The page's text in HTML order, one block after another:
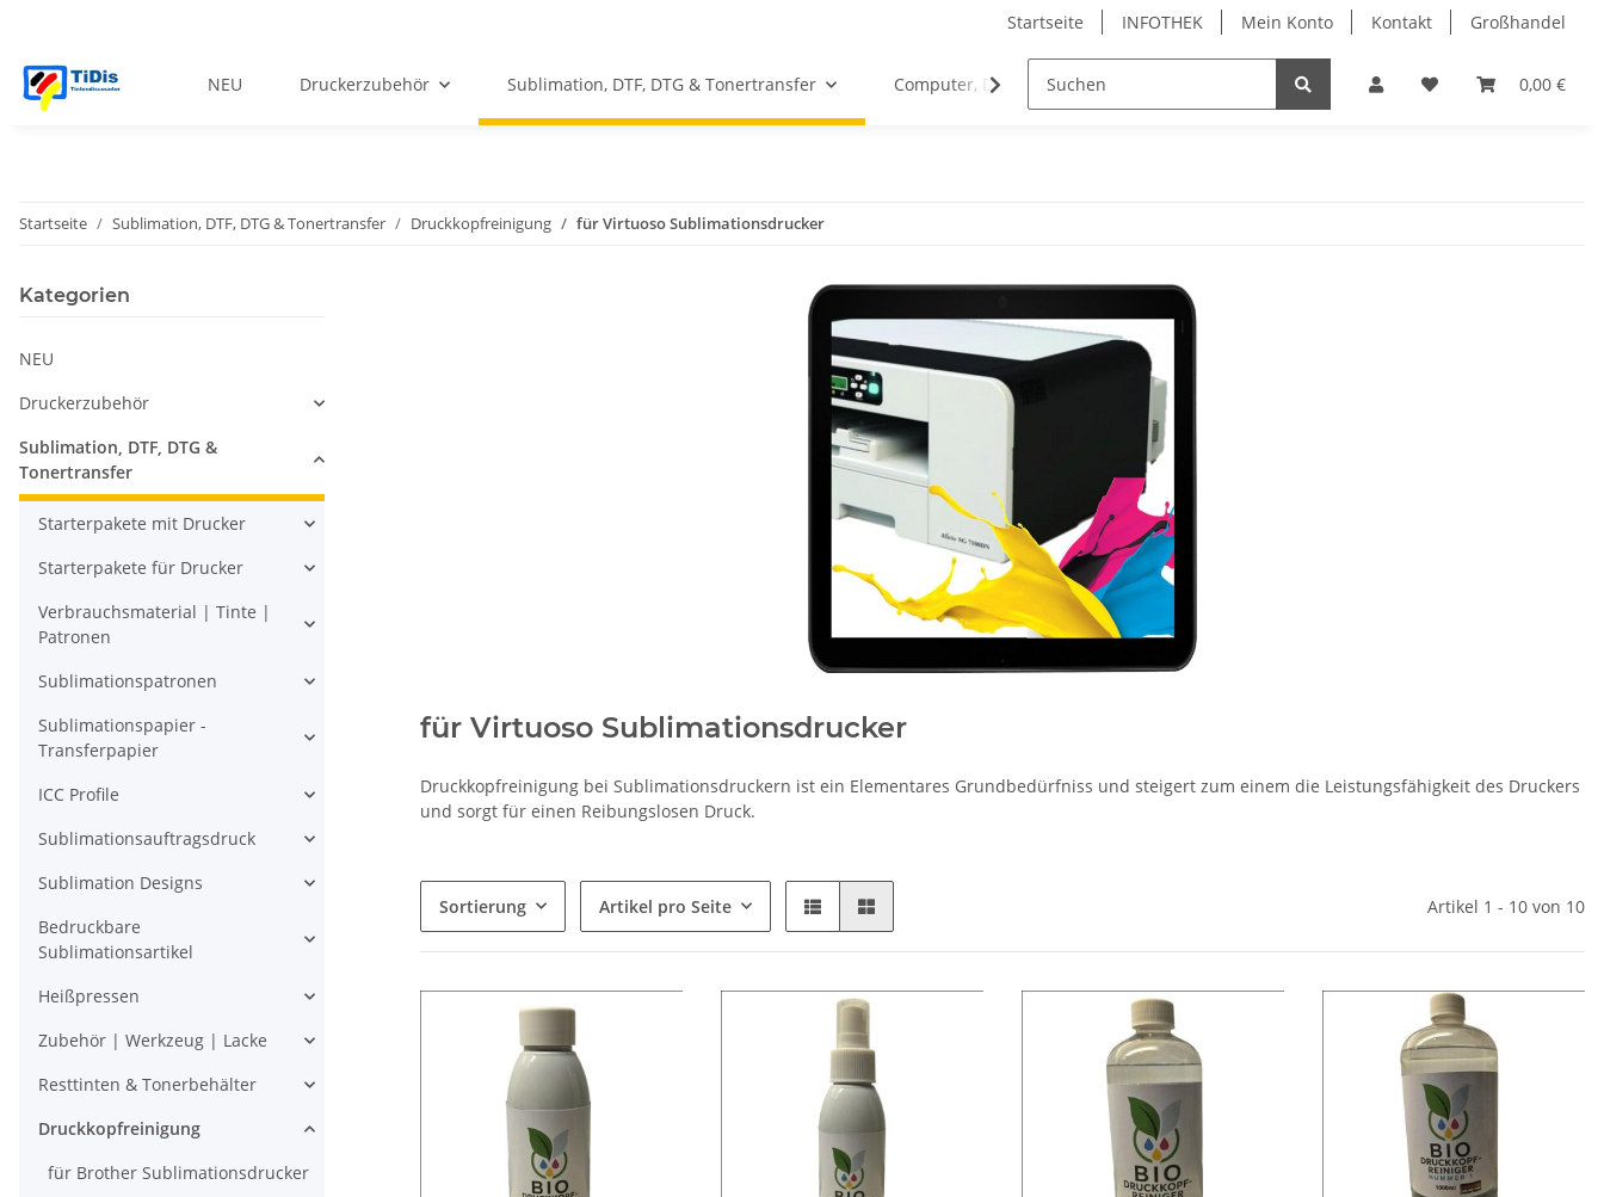
Startseite INFOTHEK Mein Konto Kontakt Großhandel
0,00 €
NEU Druckerzubehör Sublimation, DTF, DTG & Tonertransfer Computer, Drucker & Bürobedarf PVC Kartendrucker & Zubehör TiDis
Startseite Sublimation, DTF, DTG & Tonertransfer Druckkopfreinigung für Virtuoso Sublimationsdrucker
für Virtuoso Sublimationsdrucker
Druckkopfreinigung bei Sublimationsdruckern ist ein Elementares Grundbedürfniss und steigert zum einem die Leistungsfähigkeit des Druckers
und sorgt für einen Reibungslosen Druck.
Sortierung Artikel pro Seite Artikel 1 - 10 von 10
Kategorien
NEU
Druckerzubehör
Sublimation, DTF, DTG &
Tonertransfer
Starterpakete mit Drucker
Starterpakete für Drucker
Verbrauchsmaterial | Tinte |
Patronen
Sublimationspatronen
Sublimationspapier -
Transferpapier
ICC Profile
Sublimationsauftragsdruck
Sublimation Designs
Bedruckbare
Sublimationsartikel
Heißpressen
Zubehör | Werkzeug | Lacke
Resttinten & Tonerbehälter
Druckkopfreinigung
für Brother Sublimationsdrucker